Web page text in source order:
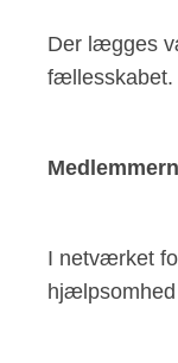
Der lægges
fællesskabet.
I netværket